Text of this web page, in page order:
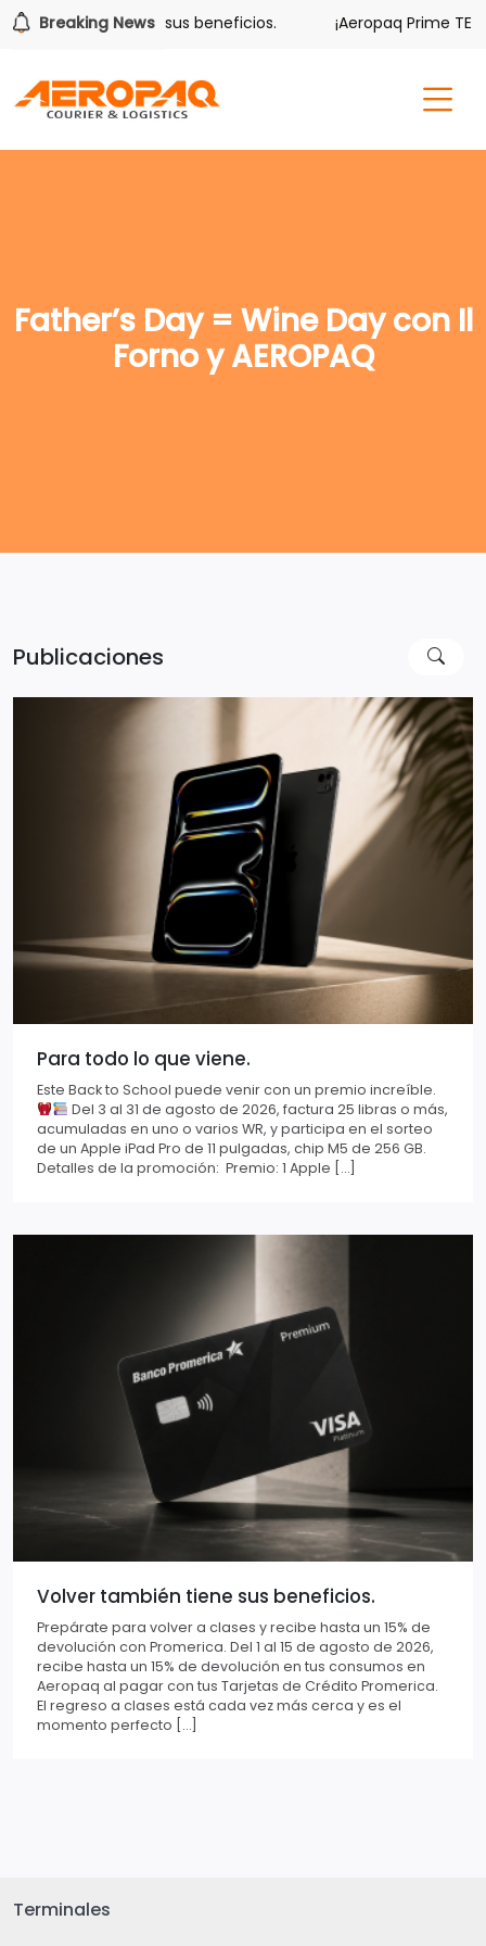
Breaking News
también tiene sus beneficios. ¡Aeropaq Prime TE DA
Father’s Day = Wine Day con Il
Forno y AEROPAQ
Publicaciones
Para todo lo que viene.
Este Back to School puede venir con un premio increíble.
Del 3 al 31 de agosto de 2026, factura 25 libras o más,
acumuladas en uno o varios WR, y participa en el sorteo
de un Apple iPad Pro de 11 pulgadas, chip M5 de 256 GB.
Detalles de la promoción: Premio: 1 Apple […]
Volver también tiene sus beneficios.
Prepárate para volver a clases y recibe hasta un 15% de
devolución con Promerica. Del 1 al 15 de agosto de 2026,
recibe hasta un 15% de devolución en tus consumos en
Aeropaq al pagar con tus Tarjetas de Crédito Promerica.
El regreso a clases está cada vez más cerca y es el
momento perfecto […]
Terminales